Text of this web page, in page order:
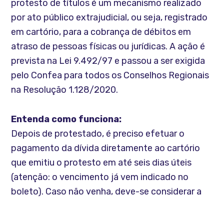
protesto de títulos é um mecanismo realizado
por ato público extrajudicial, ou seja, registrado
em cartório, para a cobrança de débitos em
atraso de pessoas físicas ou jurídicas. A ação é
prevista na Lei 9.492/97 e passou a ser exigida
pelo Confea para todos os Conselhos Regionais
na Resolução 1.128/2020.
Entenda como funciona:
Depois de protestado, é preciso efetuar o
pagamento da dívida diretamente ao cartório
que emitiu o protesto em até seis dias úteis
(atenção: o vencimento já vem indicado no
boleto). Caso não venha, deve-se considerar a